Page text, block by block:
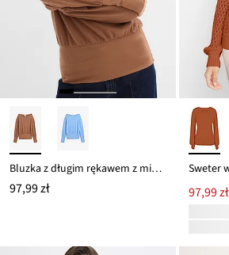
Bluzka z długim rękawem z miekkiej mieszanki wiskozy
97,99 zł 97,99 zł